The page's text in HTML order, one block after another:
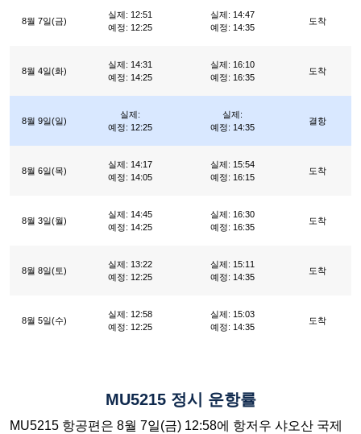
8월 7일(금)
실제: 12:51
예정: 12:25
실제: 14:47
예정: 14:35
도착
8월 4일(화)
실제: 14:31
예정: 14:25
실제: 16:10
예정: 16:35
도착
8월 9일(일)
실제:
예정: 12:25
실제:
예정: 14:35
결항
8월 6일(목)
실제: 14:17
예정: 14:05
실제: 15:54
예정: 16:15
도착
8월 3일(월)
실제: 14:45
예정: 14:25
실제: 16:30
예정: 16:35
도착
8월 8일(토)
실제: 13:22
예정: 12:25
실제: 15:11
예정: 14:35
도착
8월 5일(수)
실제: 12:58
예정: 12:25
실제: 15:03
예정: 14:35
도착
MU5215 정시 운항률
MU5215 항공편은 8월 7일(금) 12:58에 항저우 샤오산 국제